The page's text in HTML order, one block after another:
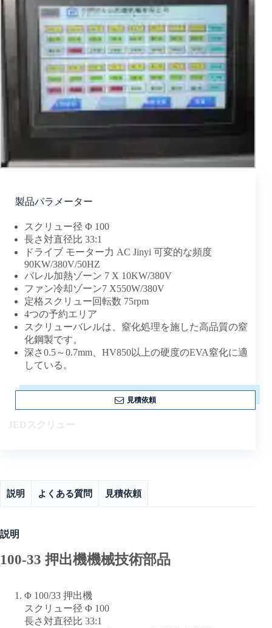
製品パラメーター
スクリュー径 Φ 100
長さ対直径比 33:1
ドライブ モーター力 AC Jinyi 可変的な頻度
90KW/380V/50HZ
バレル加熱ゾーン 7 X 10KW/380V
ファン冷却ゾーン7 X550W/380V
定格スクリュー回転数 75rpm
4つの予約エリア
スクリューバレルは、窒化処理を施した高品質の窒
化鋼製です。
深さ0.5～0.7mm、HV850以上の硬度のEVA窒化に適
している。
見積依頼
JEDスクリュー
説明 よくある質問 見積依頼
説明
100-33 押出機機械技術部品
Φ 100/33 押出機
スクリュー径 Φ 100
長さ対直径比 33:1